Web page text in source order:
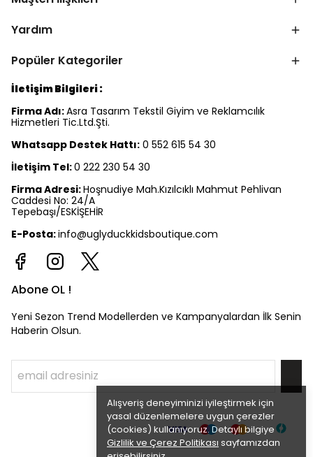
Alışveriş deneyiminizi iyileştirmek için
yasal düzenlemelere uygun çerezler
(cookies) kullanıyoruz. Detaylı bilgiye
Gizlilik ve Çerez Politikası sayfamızdan
Yardım
Popüler Kategoriler
İletişim Bilgileri :
Firma Adı:Asra Tasarım Tekstil Giyim ve Reklamcılık
Hizmetleri Tic.Ltd.Şti.
Whatsapp Destek Hattı: 0 552 615 54 30
İletişim Tel:0 222 230 54 30
Firma Adresi:Hoşnudiye Mah.Kızılcıklı Mahmut Pehlivan
Caddesi No: 24/A
Tepebaşı/ESKİŞEHİR
E-Posta:info@uglyduckkidsboutique.com
Abone OL !
Yeni Sezon Trend Modellerden ve Kampanyalardan İlk Senin
Haberin Olsun.